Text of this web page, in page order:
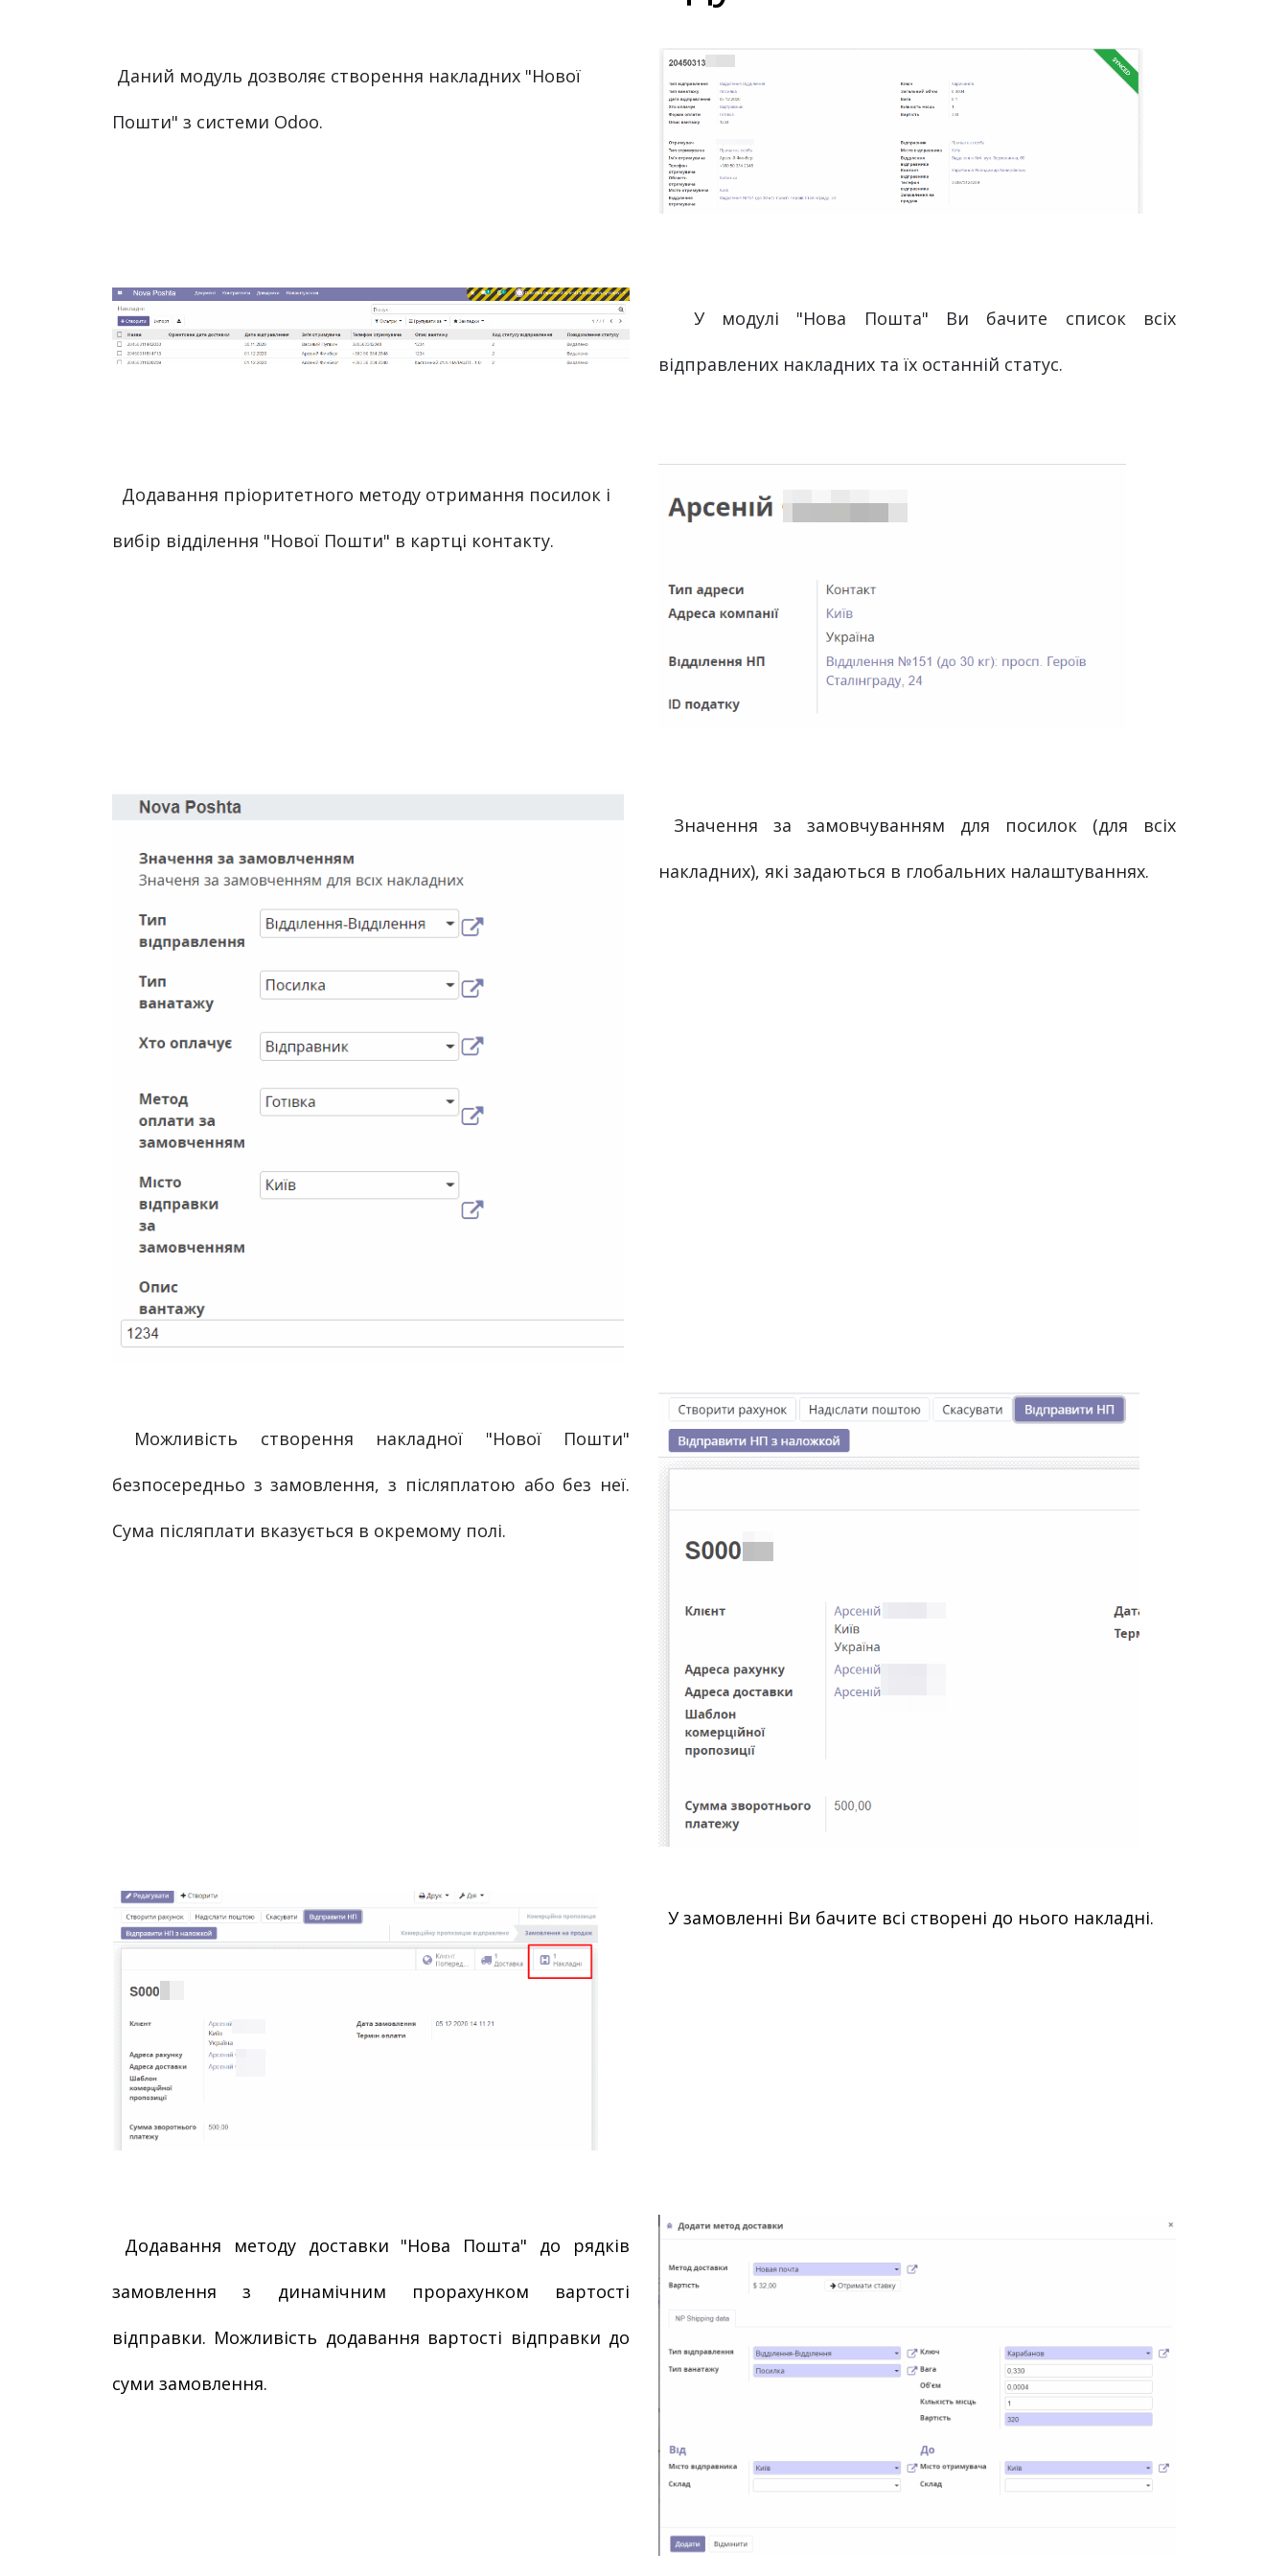
Пошти" з системи Odoo.
У модулі "Нова Пошта" Ви бачите список всіх
відправлених накладних та їх останній статус.
вибір відділення "Нової Пошти" в картці контакту.
накладних), які задаються в глобальних налаштуваннях.
безпосередньо з замовлення, з післяплатою або без неї.
Сума післяплати вказується в окремому полі.
У замовленні Ви бачите всі створені до нього накладні.
Додавання методу доставки "Нова Пошта" до рядків
замовлення з динамічним прорахунком вартості
відправки. Можливість додавання вартості відправки до
суми замовлення.